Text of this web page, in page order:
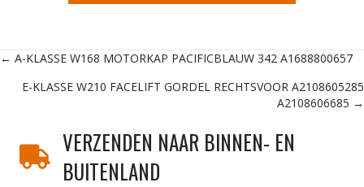
Posts
navigation
← A-KLASSE W168 MOTORKAP PACIFICBLAUW 342 A1688800657
E-KLASSE W210 FACELIFT GORDEL RECHTSVOOR A2108605285
A2108606685 →
VERZENDEN NAAR BINNEN- EN
BUITENLAND